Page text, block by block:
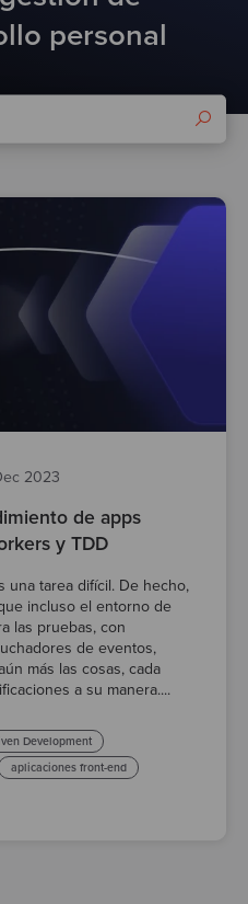
personal
2023
de apps
y TDD
una tarea difícil. De hecho,
incluso el entorno de
las pruebas, con
de eventos,
más las cosas, cada
a su manera....
Development
aplicaciones front-end